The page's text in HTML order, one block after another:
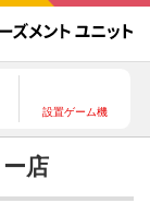
設置ゲーム機
店